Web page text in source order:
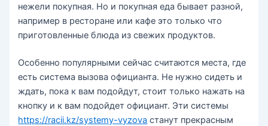
нежели покупная. Но и покупная еда бывает разной,
например в ресторане или кафе это только что
приготовленные блюда из свежих продуктов.
Особенно популярными сейчас считаются места, где
есть система вызова официанта. Не нужно сидеть и
ждать, пока к вам подойдут, стоит только нажать на
кнопку и к вам подойдет официант. Эти системы
https://racii.kz/systemy-vyzova станут прекрасным